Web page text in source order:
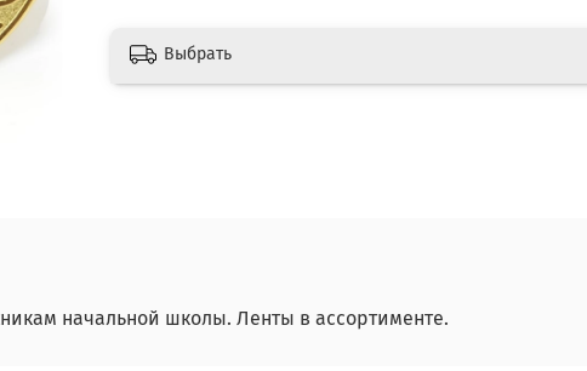
Выбрать
начальной школы. Ленты в ассортименте.